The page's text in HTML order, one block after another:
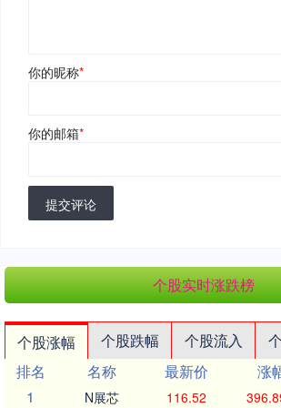
你的昵称*
你的邮箱*
提交评论
个股实时涨跌榜
个股涨幅 个股跌幅 个股流入
排名
名称 最新价 涨
1
N展芯 116.52